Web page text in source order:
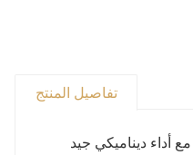
تفاصيل المنتج
أداء ديناميكي جيد